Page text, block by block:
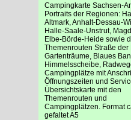
Campingkarte Sachsen-
Portraits der Regionen:
Altmark, Anhalt-Dessau-
Halle-Saale-Unstrut,
Elbe-Börde-Heide sowie
Themenrouten Straße der
Gartenträume, Blaues
Himmelsscheibe,
Campingplätze mit
Öffnungszeiten und
Übersichtskarte mit den
Themenrouten und
Campingplätzen. Format
gefaltet A5